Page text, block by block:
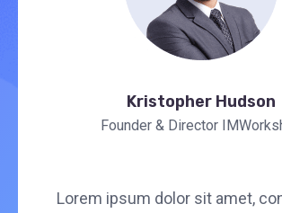
Kristopher Hudson
Founder & Director
Lorem ipsum dolor sit amet,